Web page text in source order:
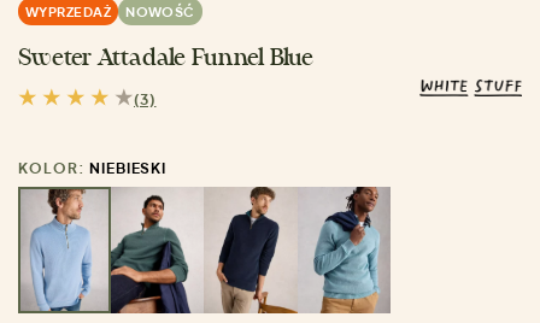
WYPRZEDAŻ NOWOŚĆ
Sweter Attadale Funnel Blue
(3)
KOLOR: NIEBIESKI